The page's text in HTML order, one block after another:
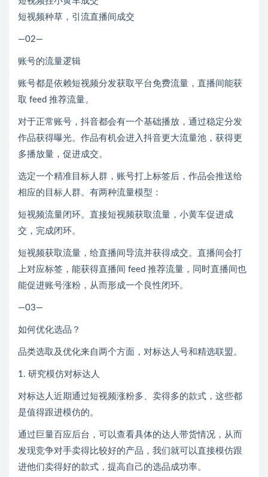
短视频种草，引流直播间成交
—02—
账号的流量逻辑
账号都是依赖短视频分发获取平台免费流量，直播间能获
取 feed 推荐流量。
对于正常账号，抖音都会有一个基础播放，通过稳定分发
作品获得曝光。作品有机会进入抖音更大流量池，获得更
多播放量，促进成交。
选定一个精准目标人群，账号打上标签后，作品会推送给
相应的目标人群。有两种流量模型：
短视频流量闭环。直接短视频获取流量，小黄车促进成
交，完成闭环。
短视频获取流量，给直播间导流并获得成交。直播间会打
上对应标签，能获得直播间 feed 推荐流量，同时直播间也
能促进账号涨粉，从而形成一个良性闭环。
—03—
如何优化选品？
品类选取及优化来自两个方面，对标达人号和精选联盟。
1. 研究模仿对标达人
对标达人近期通过短视频涨粉多、卖得多的款式，这些都
是值得跟进模仿的。
通过巨量百应后台，可以查看具体的达人带货情况，从而
发现竞争对手卖得比较好的产品，我们就可以直接模仿跟
进他们卖得好的款式，提高自己的选品成功率。